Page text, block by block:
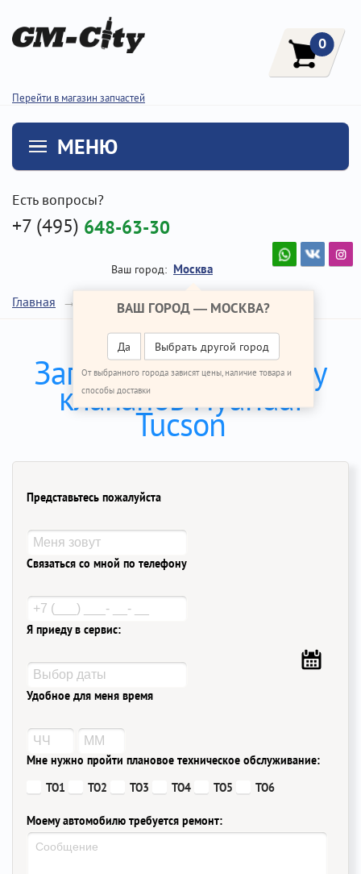
Перейти в магазин запчастей
0
МЕНЮ
Есть вопросы?
+7 (495) 648-63-30
Ваш город: Москва
ВАШ ГОРОД — МОСКВА?
Да Выбрать другой город
От выбранного города зависят цены, наличие товара и
способы доставки
Главная Ремонт Хендай Туссан Клапана
Записаться на замену
клапанов Hyundai
Tucson
Представьтесь пожалуйста
Связаться со мной по телефону
Я приеду в сервис:
Удобное для меня время
Мне нужно пройти плановое техническое обслуживание:
ТО1
ТО2 ТО3 ТО4 ТО5 ТО6
Моему автомобилю требуется ремонт: